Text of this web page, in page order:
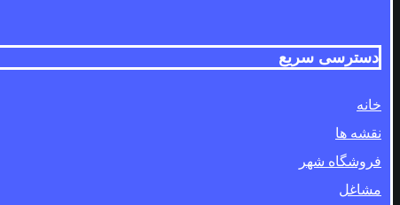
دسترسی سریع
خانه
نقشه ها
فروشگاه شهر
مشاغل